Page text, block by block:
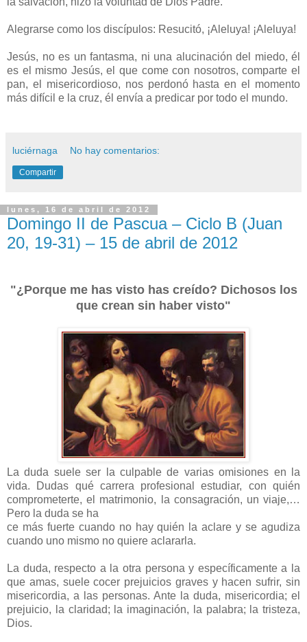
Alegrarse como los discípulos: Resucitó, ¡Aleluya! ¡Aleluya!
Jesús, no es un fantasma, ni una alucinación del miedo, él
es el mismo Jesús, el que come con nosotros, comparte el
pan, el misericordioso, nos perdonó hasta en el momento
más difícil e la cruz, él envía a predicar por todo el mundo.
luciérnaga No hay comentarios:
Compartir
lunes, 16 de abril de 2012
Domingo II de Pascua – Ciclo B (Juan
20, 19-31) – 15 de abril de 2012
"¿Porque me has visto has creído? Dichosos los
que crean sin haber visto"
La duda suele ser la culpable de varias omisiones en la
vida. Dudas qué carrera profesional estudiar, con quién
comprometerte, el matrimonio, la consagración, un viaje,…
Pero la duda se ha
ce más fuerte cuando no hay quién la aclare y se agudiza
cuando uno mismo no quiere aclararla.
La duda, respecto a la otra persona y específicamente a la
que amas, suele cocer prejuicios graves y hacen sufrir, sin
misericordia, a las personas. Ante la duda, misericordia; el
prejuicio, la claridad; la imaginación, la palabra; la tristeza,
Dios.